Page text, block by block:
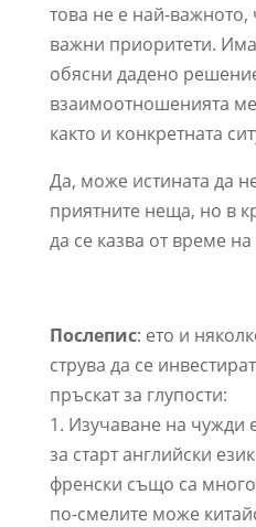
това не е най-
важни приоритети.
обясни дадено
взаимоотношенията
както и конкретната
Да, може истината да
приятните неща, но в
да се казва от време
Послепис: ето и
струва да се
пръскат за глупости:
1. Изучаване на чужди
за старт английски
френски също са
по-смелите може